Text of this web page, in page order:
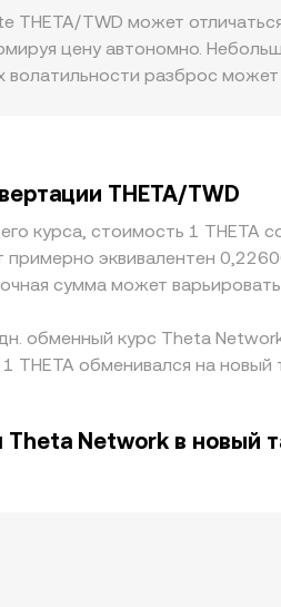
THETA на биржи,
conversion rate THETA/TWD.
книг заявок, на
резервов задается формулой
создавая
в ее книге, справочных
THETA/TWD может
цену автономно.
волатильности разброс
случаях цена THETA к
к TWD, эта «база»
действует не мгновенно:
дольше, чем того
THETA/TWD
курса, стоимость 1 THETA
примерно эквивалентен
сумма может
обменный курс Theta
THETA обменивался на
Theta Network в новый